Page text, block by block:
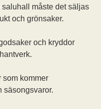
saluhall måste det säljas
och grönsaker.
och kryddor
som kommer
säsongsvaror.